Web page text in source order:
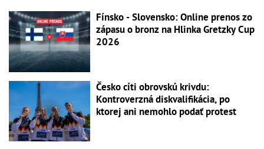
Fínsko - Slovensko: Online prenos zo
zápasu o bronz na Hlinka Gretzky Cup
2026
Česko cíti obrovskú krivdu:
Kontroverzná diskvalifikácia, po
ktorej ani nemohlo podať protest